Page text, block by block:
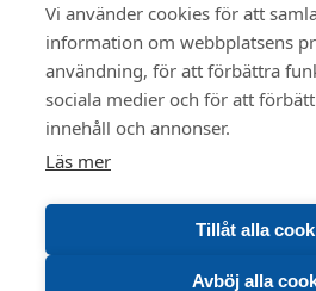
Vi använder cookies för att
information om webbplatsens
användning, för att förbättra
sociala medier och för att
innehåll och annonser.
Läs mer
Tillåt alla
Avböj alla
VÅR HEMSIDA ANVÄNDER
FÖRBÄTTRAD
RELEVANS INOM
DU LÄSA OM HUR VI
INFO@UHSAB.SE
SÖDRA DEPÅGATAN 15
SE-754 54 UPPSALA
HANDELSSTÅL I GÄVLE AB
026-495 99 00
INFO@HANDELSSTALGAVLE.SE